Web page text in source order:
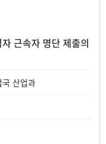
근속자 명단 제출의
산업과